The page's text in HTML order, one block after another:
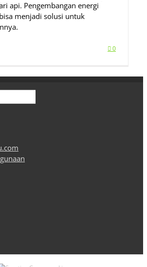
api. Pengembangan energi
menjadi solusi untuk
0